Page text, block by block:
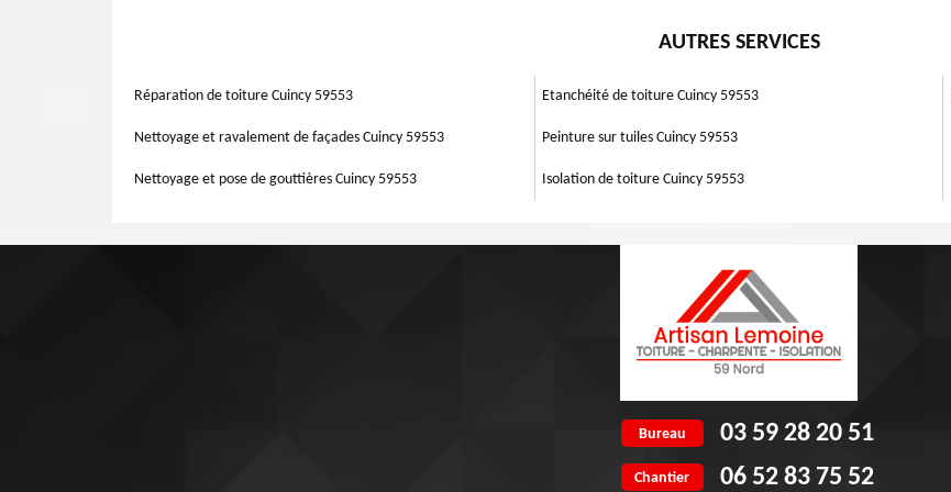
jusqu'à l'intérieur même de la maison. Selon vos problèmes votre demande pour la rénovation de votre maison, notre équipe de
nettoyage de gouttières 59553, peinture sur tuile 59553. Vous pouvez ainsi faire facilement votre demande de devis couvreur
AUTRES SERVICES
Réparation de toiture Cuincy 59553
Nettoyage et ravalement de façades Cuincy 59553
Nettoyage et pose de gouttières Cuincy 59553
Etanchéité de toiture Cuincy 59553
Peinture sur tuiles Cuincy 59553
Isolation de toiture Cuincy 59553
Bureau 03 59 28 20 51
Chantier 06 52 83 75 52